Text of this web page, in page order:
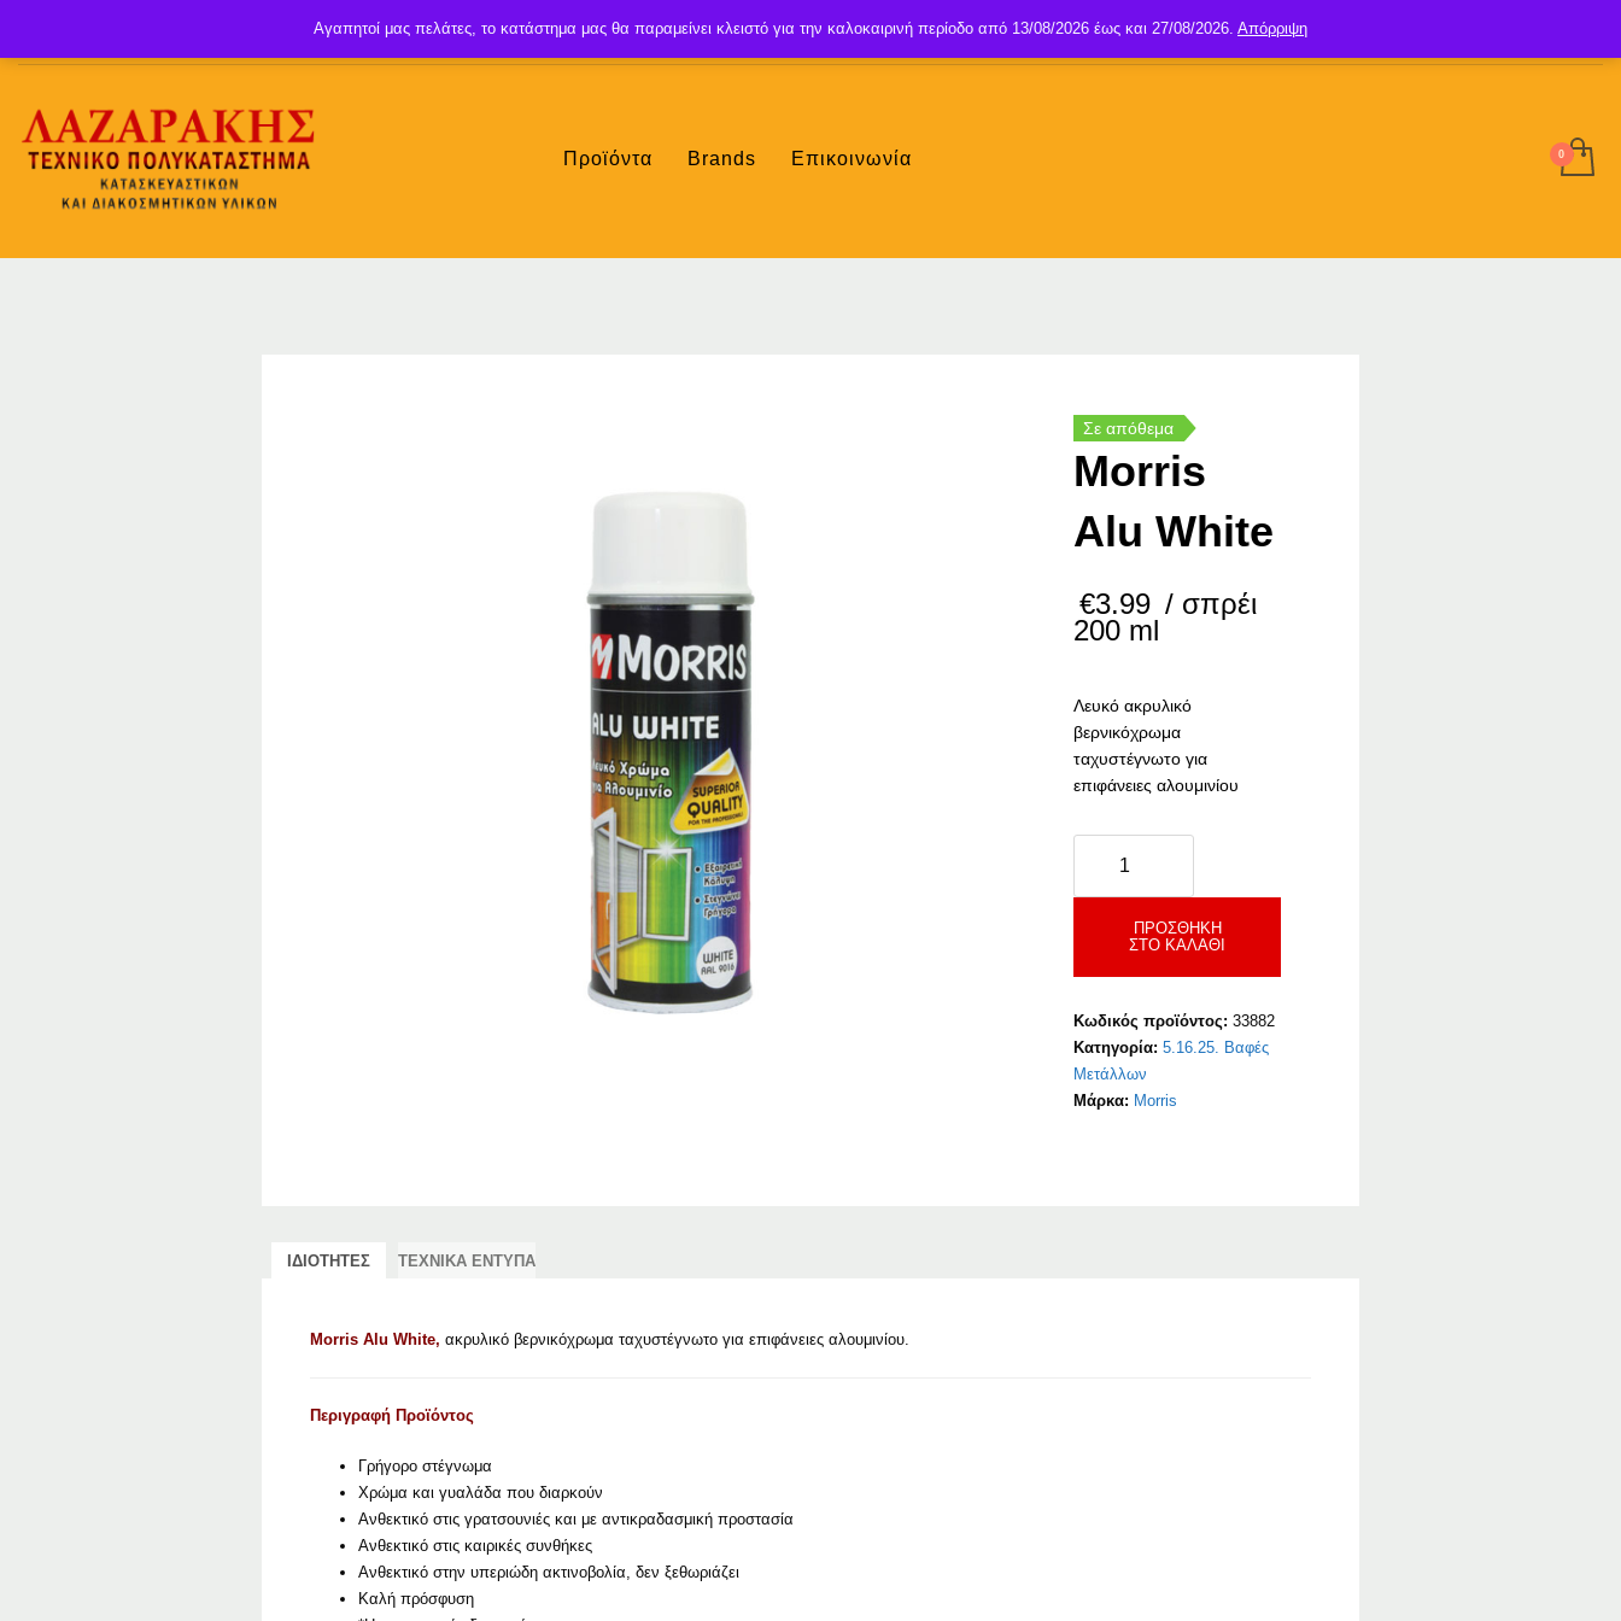
SIGN UP LOGIN
Προϊόντα Brands Επικοινωνία
Σε απόθεμα
Morris
Alu White
€3.99 / σπρέι
200 ml
Λευκό ακρυλικό
βερνικόχρωμα
ταχυστέγνωτο για
επιφάνειες αλουμινίου
White
ποσότηταΠΡΟΣΘΉΚΗ
ΣΤΟ ΚΑΛΆΘΙ
Κωδικός προϊόντος: 33882
Κατηγορία: 5.16.25. Βαφές
Μετάλλων
Μάρκα: Morris
ΙΔΙΟΤΗΤΕΣ ΤΕΧΝΙΚΑ ΕΝΤΥΠΑ
Morris Alu White, ακρυλικό βερνικόχρωμα ταχυστέγνωτο για επιφάνειες αλουμινίου.
Περιγραφή Προϊόντος
Γρήγορο στέγνωμα
Χρώμα και γυαλάδα που διαρκούν
Ανθεκτικό στις γρατσουνιές και με αντικραδασμική προστασία
Ανθεκτικό στις καιρικές συνθήκες
Ανθεκτικό στην υπεριώδη ακτινοβολία, δεν ξεθωριάζει
Καλή πρόσφυση
Αγαπητοί μας πελάτες, το κατάστημα μας θα παραμείνει κλειστό για την καλοκαιρινή περίοδο από 13/08/2026 έως και 27/08/2026. Απόρριψη